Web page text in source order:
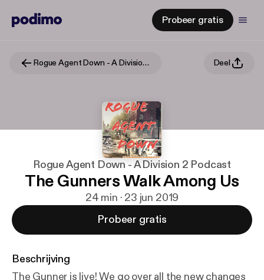
Probeer gratis
Rogue Agent Down - A Division 2 Podcast Deel
Rogue Agent Down - A Division 2 Podcast
The Gunners Walk Among Us
24 min · 23 jun 2019
Probeer gratis
Beschrijving
The Gunner is live! We go over all the new changes